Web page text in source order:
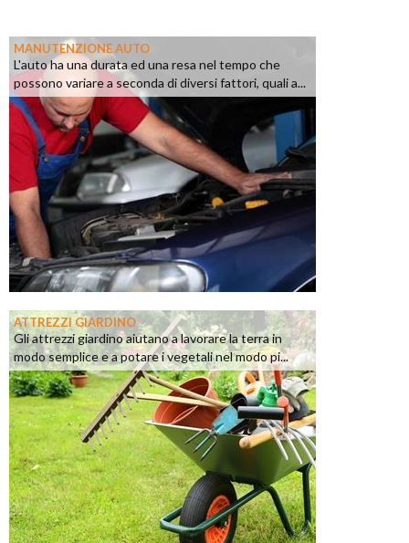
MANUTENZIONE AUTO
L'auto ha una durata ed una resa nel tempo che
possono variare a seconda di diversi fattori, quali a...
ATTREZZI GIARDINO
Gli attrezzi giardino aiutano a lavorare la terra in
modo semplice e a potare i vegetali nel modo pi...